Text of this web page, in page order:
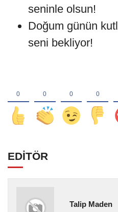
seninle olsun!
Doğum günün
seni bekliyor!
EDİTÖR
Talip Maden